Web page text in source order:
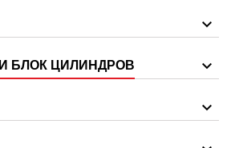
БЛОК ЦИЛИНДРОВ